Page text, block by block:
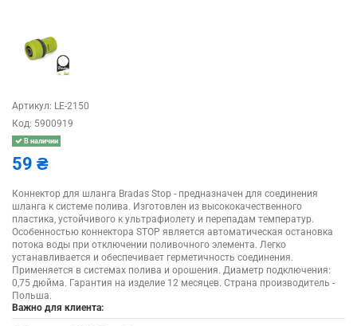
Артикул: LE-2150
Код: 5900919
В наличии
59 ₴
Коннектор для шланга Bradas Stop - предназначен для соединения
шланга к системе полива. Изготовлен из высококачественного
пластика, устойчивого к ультрафиолету и перепадам температур.
Особенностью коннектора STOP является автоматическая остановка
потока воды при отключении поливочного элемента. Легко
устанавливается и обеспечивает герметичность соединения.
Применяется в системах полива и орошения. Диаметр подключения:
0,75 дюйма. Гарантия на изделие 12 месяцев. Страна производитель -
Польша.
Важно для клиента: